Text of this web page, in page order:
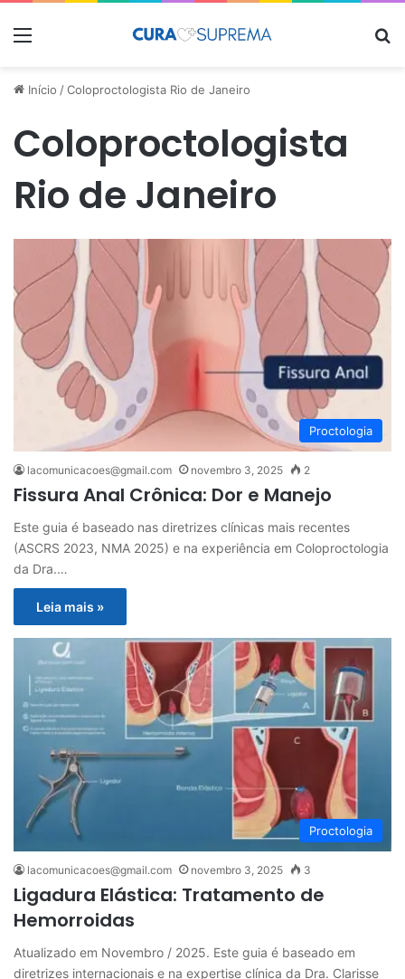
Menu
Início /Coloproctologista Rio de Janeiro
Coloproctologista
Rio de Janeiro
Proctologia
lacomunicacoes@gmail.com novembro 3, 2025 2
Fissura Anal Crônica: Dor e Manejo
Este guia é baseado nas diretrizes clínicas mais recentes
(ASCRS 2023, NMA 2025) e na experiência em Coloproctologia
da Dra.…
Leia mais »
Proctologia
lacomunicacoes@gmail.com novembro 3, 2025 3
Ligadura Elástica: Tratamento de
Hemorroidas
Atualizado em Novembro / 2025. Este guia é baseado em
diretrizes internacionais e na expertise clínica da Dra. Clarisse